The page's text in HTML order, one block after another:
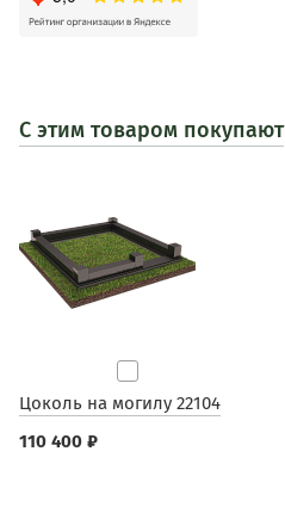
С этим товаром покупают
Цоколь на могилу 22104
110 400 ₽